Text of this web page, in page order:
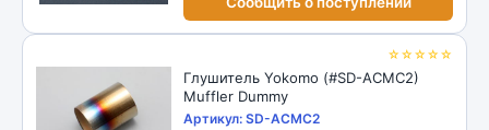
☆☆☆☆☆
Глушитель Yokomo (#SD-ACMC2)
Muffler Dummy
Артикул: SD-ACMC2